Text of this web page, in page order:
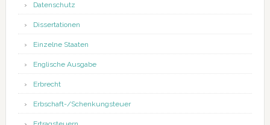
Datenschutz
Dissertationen
Einzelne Staaten
Englische Ausgabe
Erbrecht
Erbschaft-/Schenkungsteuer